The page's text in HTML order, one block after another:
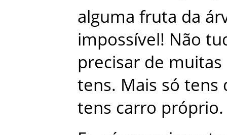
alguma fruta da
impossível! Não
precisar de muitas
tens. Mais só tens
tens carro próprio.